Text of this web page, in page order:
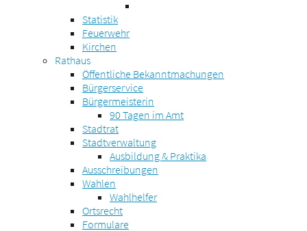
Statistik
Feuerwehr
Kirchen
Rathaus
Öffentliche Bekanntmachungen
Bürgerservice
Bürgermeisterin
90 Tagen im Amt
Stadtrat
Stadtverwaltung
Ausbildung & Praktika
Ausschreibungen
Wahlen
Wahlhelfer
Ortsrecht
Formulare